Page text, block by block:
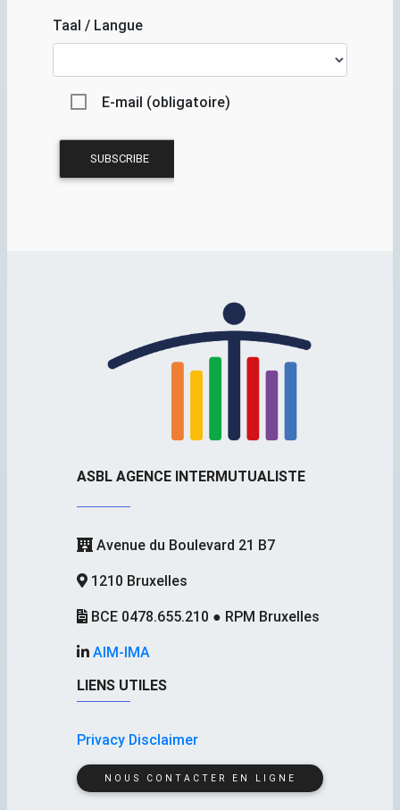
Taal / Langue
E-mail (obligatoire)
ASBL AGENCE INTERMUTUALISTE
Avenue du Boulevard 21 B7
1210 Bruxelles
BCE 0478.655.210 ● RPM Bruxelles
AIM-IMA
LIENS UTILES
Privacy Disclaimer
NOUS CONTACTER EN LIGNE